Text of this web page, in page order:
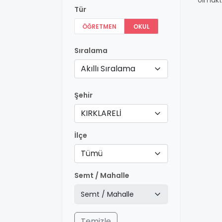
Tür
ÖĞRETMEN OKUL
Sıralama
Akıllı Sıralama
Şehir
KIRKLARELİ
İlçe
Tümü
Semt / Mahalle